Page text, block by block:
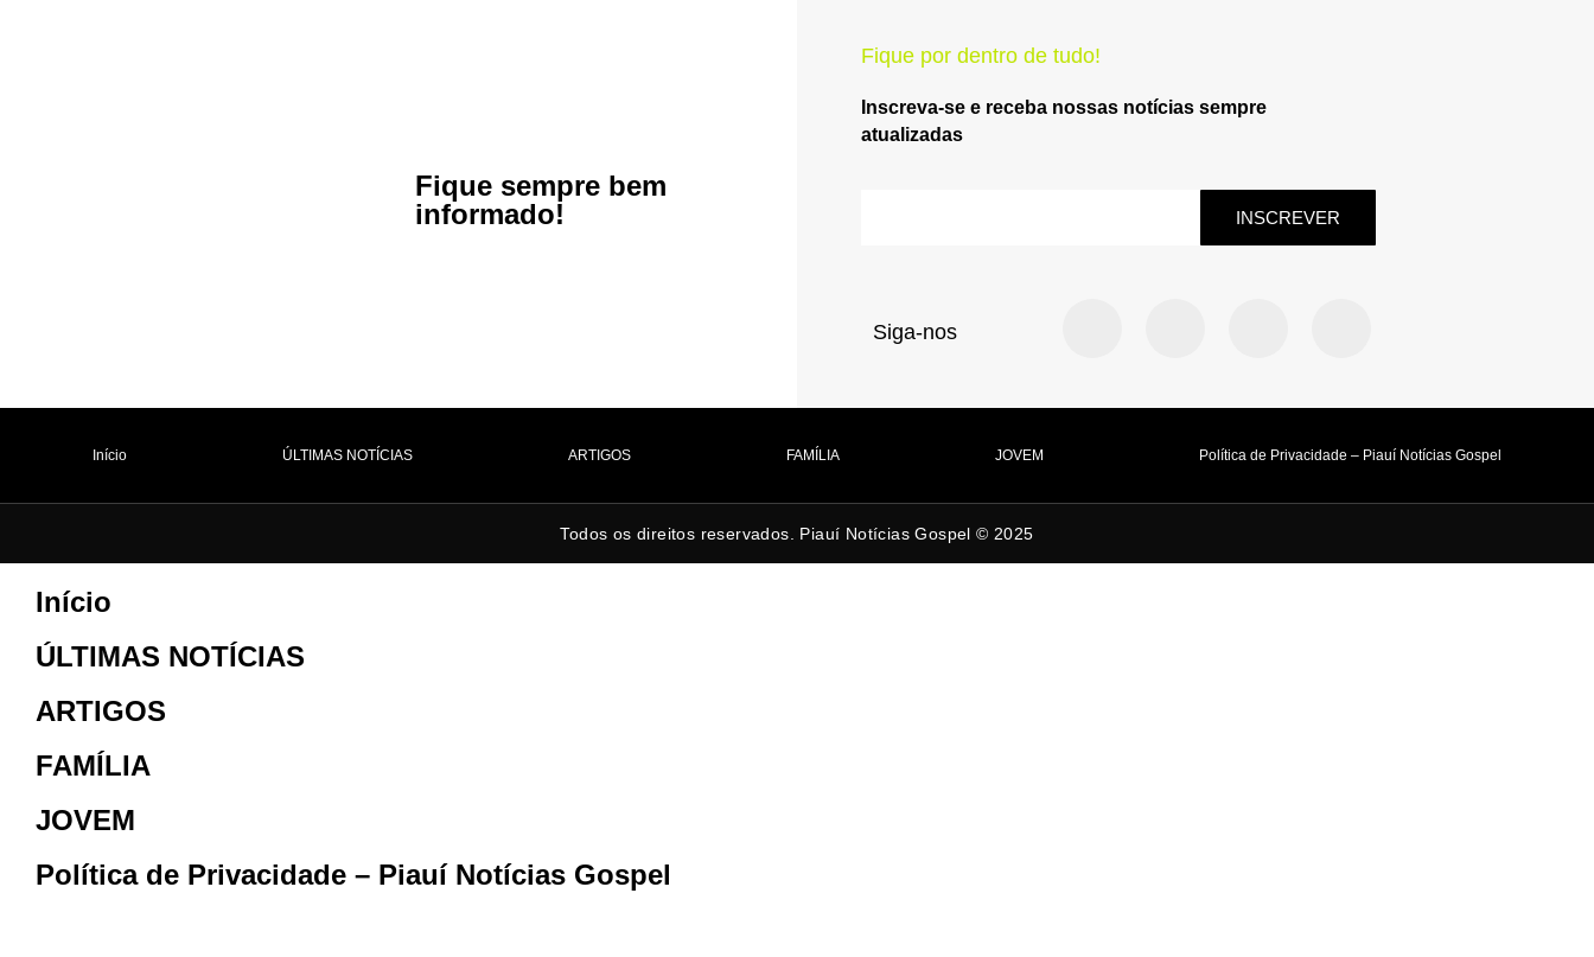
Fique sempre bem
informado!
Fique por dentro de tudo!
Inscreva-se e receba nossas notícias sempre
atualizadas
INSCREVER
Siga-nos
Início ÚLTIMAS NOTÍCIAS ARTIGOS FAMÍLIA JOVEM Política de Privacidade – Piauí Notícias Gospel
Todos os direitos reservados. Piauí Notícias Gospel © 2025
Início
ÚLTIMAS NOTÍCIAS
ARTIGOS
FAMÍLIA
JOVEM
Política de Privacidade – Piauí Notícias Gospel